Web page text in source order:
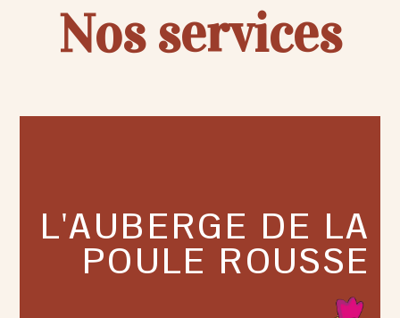
Nos services
L'AUBERGE DE LA
POULE ROUSSE